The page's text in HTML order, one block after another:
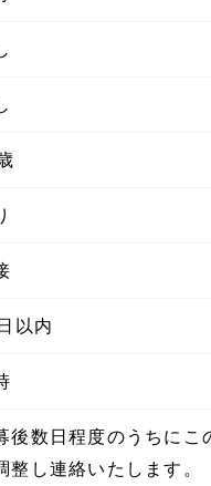
以内
後数日程度のうちにこ
整し連絡いたします。